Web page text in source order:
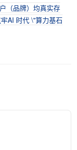
（品牌）均真实存
AI 时代 \"算力基石